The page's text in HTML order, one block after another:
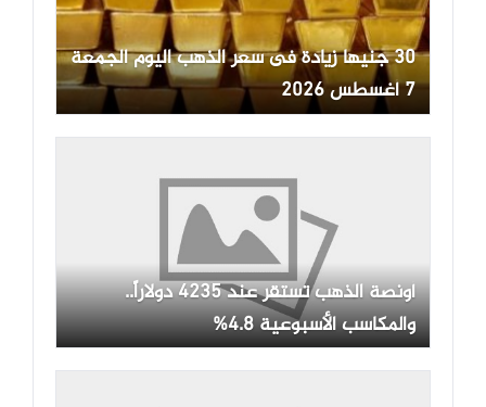
30 جنيها زيادة فى سعر الذهب اليوم الجمعة
7 أغسطس 2026
أونصة الذهب تستقر عند 4235 دولاراً..
والمكاسب الأسبوعية 4.8%